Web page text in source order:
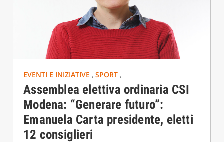
EVENTI E INIZIATIVE ,SPORT ,
Assemblea elettiva ordinaria CSI
Modena: “Generare futuro”:
Emanuela Carta presidente, eletti
12 consiglieri